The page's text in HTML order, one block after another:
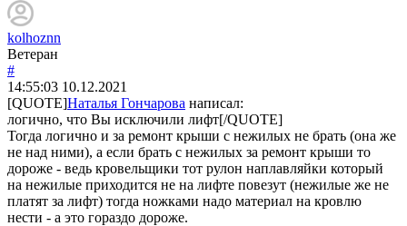
kolhoznn
Ветеран
#
14:55:03 10.12.2021
[QUOTE]Наталья Гончарова написал:
логично, что Вы исключили лифт[/QUOTE]
Тогда логично и за ремонт крыши с нежилых не брать (она же
не над ними), а если брать с нежилых за ремонт крыши то
дороже - ведь кровельщики тот рулон наплавляйки который
на нежилые приходится не на лифте повезут (нежилые же не
платят за лифт) тогда ножками надо материал на кровлю
нести - а это гораздо дороже.